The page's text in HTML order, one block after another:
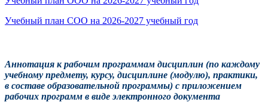
Учебный план СОО на 2026-2027 учебный год
Аннотация к рабочим программам дисциплин (по каждому
учебному предмету, курсу, дисциплине (модулю), практики,
в составе образовательной программы) с приложением
рабочих программ в виде электронного документа